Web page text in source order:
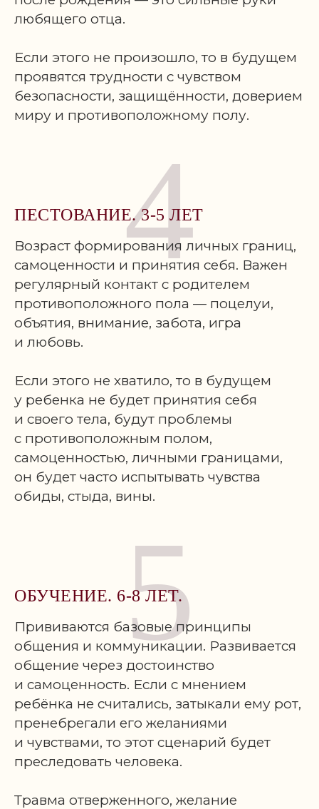
любящего отца.
Если этого не произошло, то в будущем
проявятся трудности с чувством
безопасности, защищённости, доверием
миру и противоположному полу.
ПЕСТОВАНИЕ. 3-5 ЛЕТ
Возраст формирования личных границ,
самоценности и принятия себя. Важен
регулярный контакт с родителем
противоположного пола — поцелуи,
объятия, внимание, забота, игра
и любовь.
Если этого не хватило, то в будущем
у ребенка не будет принятия себя
и своего тела, будут проблемы
с противоположным полом,
самоценностью, личными границами,
он будет часто испытывать чувства
обиды, стыда, вины.
4
ОБУЧЕНИЕ. 6-8 ЛЕТ.
Прививаются базовые принципы
общения и коммуникации. Развивается
общение через достоинство
и самоценность. Если с мнением
ребёнка не считались, затыкали ему рот,
пренебрегали его желаниями
и чувствами, то этот сценарий будет
преследовать человека.
Травма отверженного, желание
5